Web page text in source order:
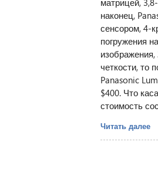
матрицей,
наконец,
сенсором, 4-
погружения
четкости, то
Panasonic
$400. Что
стоимость
Читать далее